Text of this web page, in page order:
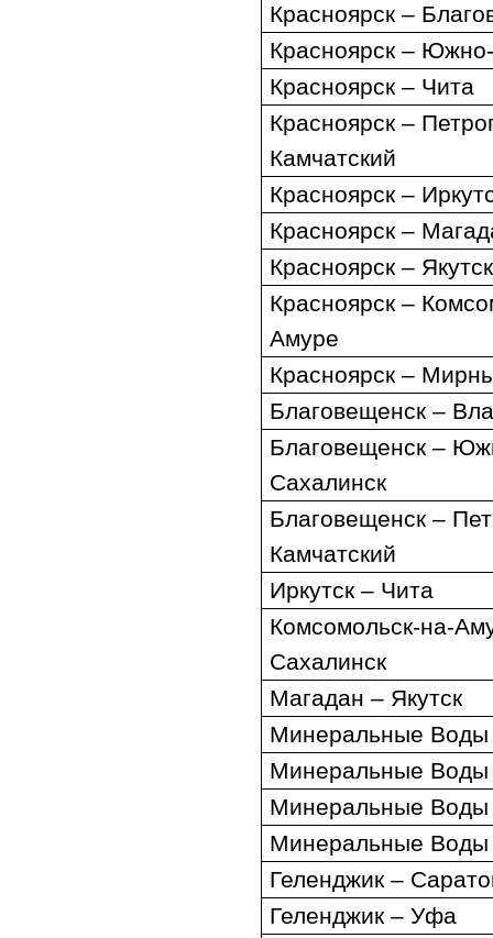
Красноярск –
Красноярск –
Красноярск – Чита
Красноярск –
Камчатский
Красноярск –
Красноярск –
Красноярск – Якутск
Красноярск –
Амуре
Красноярск –
Благовещенск –
Благовещенск –
Сахалинск
Благовещенск –
Камчатский
Иркутск – Чита
Комсомольск-на-
Сахалинск
Магадан – Якутск
Минеральные Воды
Минеральные Воды
Минеральные Воды
Минеральные
Геленджик –
Геленджик – Уфа